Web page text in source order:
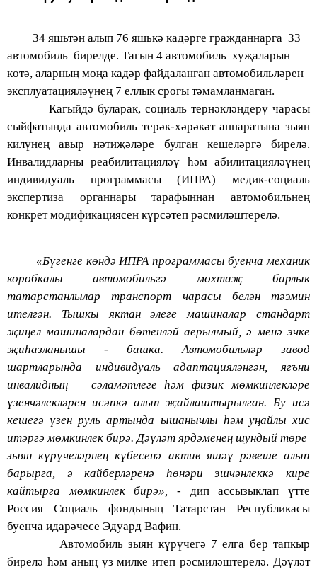
34 яшьтән алып 76 яшькә кадәрге гражданнарга 33
автомобиль бирелде. Тагын 4 автомобиль хуҗаларын
көтә, аларның моңа кадәр файдаланган автомобильләрен
эксплуатацияләүнең 7 еллык срогы тәмамланмаган.
Кагыйдә буларак, социаль тернәкләндерү чарасы
сыйфатында автомобиль терәк-хәрәкәт аппаратына зыян
килүнең авыр нәтиҗәләре булган кешеләргә бирелә.
Инвалидларны реабилитацияләү һәм абилитацияләүнең
индивидуаль программасы (ИПРА) медик-социаль
экспертиза органнары тарафыннан автомобильнең
конкрет модификациясен күрсәтеп рәсмиләштерелә.
«Бүгенге көндә ИПРА программасы буенча механик
коробкалы автомобильгә мохтаҗ барлык
татарстанлылар транспорт чарасы белән тәэмин
ителгән. Тышкы яктан әлеге машиналар стандарт
җиңел машиналардан бөтенләй аерылмый, ә менә эчке
җиһазланышы - башка. Автомобильләр завод
шартларында индивидуаль адаптацияләнгән, ягъни
инвалидның сәламәтлеге һәм физик мөмкинлекләре
үзенчәлекләрен исәпкә алып җайлаштырылган. Бу исә
кешегә үзен руль артында ышанычлы һәм уңайлы хис
итәргә мөмкинлек бирә. Дәүләт ярдәменең шундый төре
зыян күрүчеләрнең күбесенә актив яшәү рәвеше алып
барырга, ә кайберләренә һөнәри эшчәнлеккә кире
кайтырга мөмкинлек бирә»,
- дип ассызыклап үтте
Россия Социаль фондының Татарстан Республикасы
буенча идарәчесе Эдуард Вафин.
Автомобиль зыян күрүчегә 7 елга бер тапкыр
бирелә һәм аның үз милке итеп рәсмиләштерелә. Дәүләт